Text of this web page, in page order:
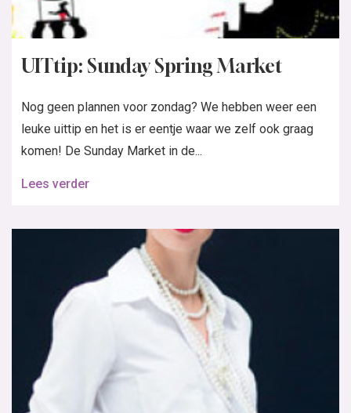
UITtip: Sunday Spring Market
Nog geen plannen voor zondag? We hebben weer een
leuke uittip en het is er eentje waar we zelf ook graag
komen! De Sunday Market in de...
Lees verder